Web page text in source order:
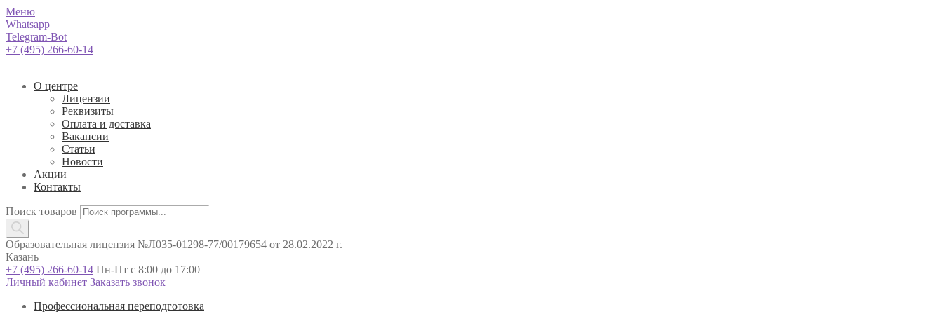
Меню
Whatsapp
Telegram-Bot
+7 (495) 266-60-14
О центре
Лицензии
Реквизиты
Оплата и доставка
Вакансии
Статьи
Новости
Акции
Контакты
Поиск товаров
Образовательная лицензия №Л035-01298-77/00179654 от 28.02.2022 г.
Казань
+7 (495) 266-60-14 Пн-Пт с 8:00 до 17:00
Личный кабинет Заказать звонок
Профессиональная переподготовка